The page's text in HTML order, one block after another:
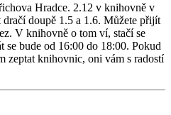
Hradce. 2.12 v knihovně v
doupě 1.5 a 1.6. Můžete přijít
V knihovně o tom ví, stačí se
se bude od 16:00 do 18:00. Pokud
zeptat knihovnic, oni vám s radostí